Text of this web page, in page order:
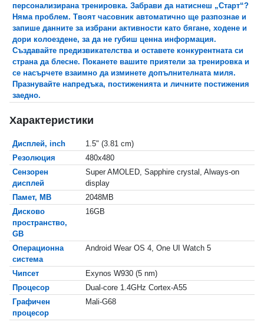
персонализирана тренировка. Забрави да натиснеш „Старт“?
Няма проблем. Твоят часовник автоматично ще разпознае и
запише данните за избрани активности като бягане, ходене и
дори колоездене, за да не губиш ценна информация.
Създавайте предизвикателства и оставете конкурентната си
страна да блесне. Поканете вашите приятели за тренировка и
се насърчете взаимно да изминете допълнителната миля.
Празнувайте напредъка, постиженията и личните постижения
заедно.
Характеристики
Дисплей, inch
1.5" (3.81 cm)
Резолюция
480x480
Сензорен
дисплей
Super AMOLED, Sapphire crystal, Always-on
display
Памет, MB
2048MB
Дисково
пространство,
GB
16GB
Операционна
система
Android Wear OS 4, One UI Watch 5
Чипсет
Exynos W930 (5 nm)
Процесор
Dual-core 1.4GHz Cortex-A55
Графичен
процесор
Mali-G68